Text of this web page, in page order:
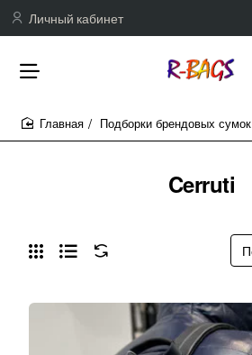
Личный кабинет
Cerruti
Подборки брендовых сумок